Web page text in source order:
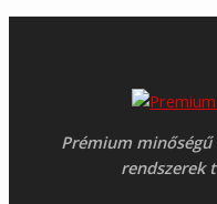
Prémium
rendszerek